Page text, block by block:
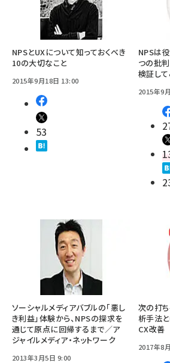
NPSとUXについて知っておくべき
10の大切なこと
2015年9月18日 13:00
53
NPSは
つの批
検証し
2015年9
ソーシャルメディアバブルの「悪し
き利益」体験から、NPSの探求を
通じて原点に回帰するまで／ア
ジャイルメディア・ネットワーク
2013年3月5日 9:00
次の打
析手法
CX改善
2017年8